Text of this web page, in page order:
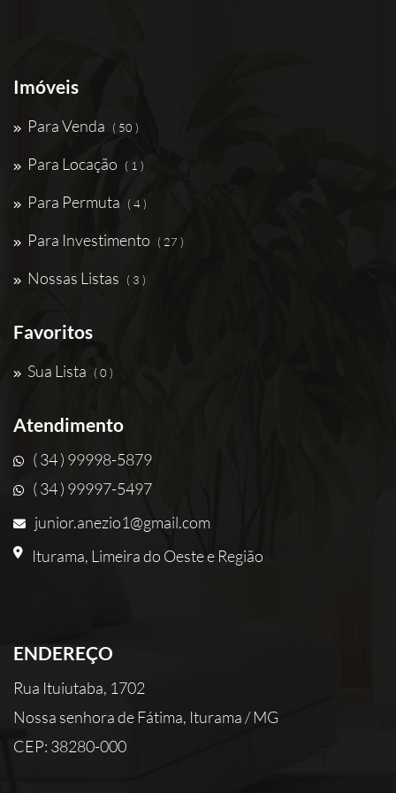
Imóveis
Para Venda ( 50 )
Para Locação ( 1 )
Para Permuta ( 4 )
Para Investimento ( 27 )
Nossas Listas ( 3 )
Favoritos
Sua Lista ( 0 )
Atendimento
( 34 ) 99998-5879
( 34 ) 99997-5497
junior.anezio1@gmail.com
Iturama, Limeira do Oeste e Região
ENDEREÇO
Rua Ituiutaba, 1702
Nossa senhora de Fátima, Iturama / MG
CEP: 38280-000